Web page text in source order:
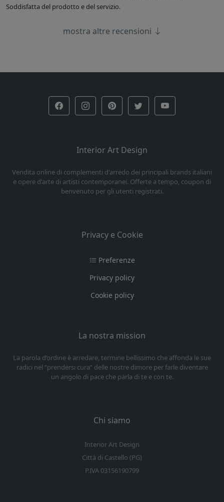
Soddisfatta del prodotto e del servizio.
mostra altre recensioni
Interior Art Design
Vendita online di complementi d'arredo dei principali brands italiani
e opere d'arte di artisti contemporanei. Offerte a tempo, coupon di
benvenuto per gli utenti registrati.
Privacy e Cookie
Preferenze
Privacy policy
Cookie policy
La nostra mission
La parola d’ordine è arredare, termine bellissimo che affonda le sue
radici nel “prendersi cura” delle nostre dimore per farle diventare
un angolo di pace che parla di te e con te.
Chi siamo
Interior Art Design
Città di Castello (PG)
P.IVA 03156190799